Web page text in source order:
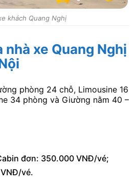
khách Quang Nghị
nhà xe Quang Nghị
phòng 24 chỗ, Limousine 16
34 phòng và Giường nằm 40 –
đơn: 350.000 VNĐ/vé;
vé.